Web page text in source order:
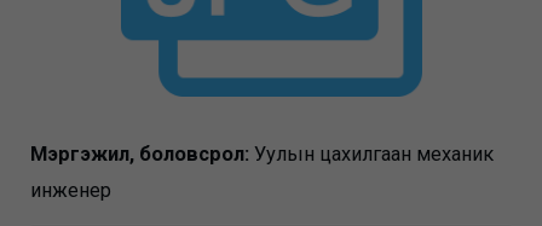
Мэргэжил, боловсрол:Уулын цахилгаан механик
инженер